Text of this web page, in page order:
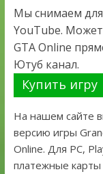
Мы снимаем для
YouTube.
GTA Online
Ютуб канал.
Купить игру
На нашем сайте
версию игры
Online. Для PC,
платежные